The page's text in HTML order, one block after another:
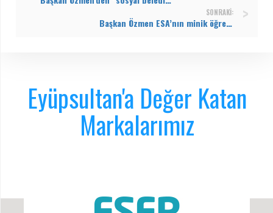
SONRAKI:
Başkan Özmen ESA’nın minik öğrencileriyle buluştu
Eyüpsultan'a Değer Katan
Markalarımız